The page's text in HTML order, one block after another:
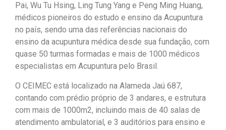
Pai, Wu Tu Hsing, Ling Tung Yang e Peng Ming Huang,
médicos pioneiros do estudo e ensino da Acupuntura
no país, sendo uma das referências nacionais do
ensino da acupuntura médica desde sua fundação, com
quase 50 turmas formadas e mais de 1000 médicos
especialistas em Acupuntura pelo Brasil.
O CEIMEC está localizado na Alameda Jaú 687,
contando com prédio próprio de 3 andares, e estrutura
com mais de 1000m2, incluindo mais de 40 salas de
atendimento ambulatorial, e 3 auditórios para ensino e